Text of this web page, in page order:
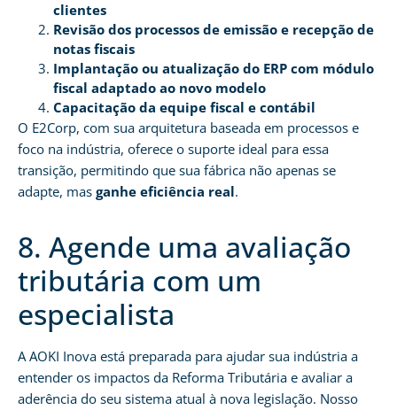
clientes
Revisão dos processos de emissão e recepção de
notas fiscais
Implantação ou atualização do ERP com módulo
fiscal adaptado ao novo modelo
Capacitação da equipe fiscal e contábil
O E2Corp, com sua arquitetura baseada em processos e
foco na indústria, oferece o suporte ideal para essa
transição, permitindo que sua fábrica não apenas se
adapte, mas ganhe eficiência real.
8. Agende uma avaliação
tributária com um
especialista
A AOKI Inova está preparada para ajudar sua indústria a
entender os impactos da Reforma Tributária e avaliar a
aderência do seu sistema atual à nova legislação. Nosso